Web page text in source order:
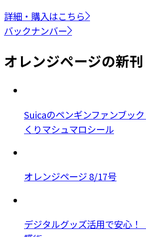
詳細・購入はこちら
バックナンバー
オレンジページの新刊
Suicaのペンギンファンブッ
くりマシュマロシール
オレンジページ 8/17号
デジタルグッズ活用で安心